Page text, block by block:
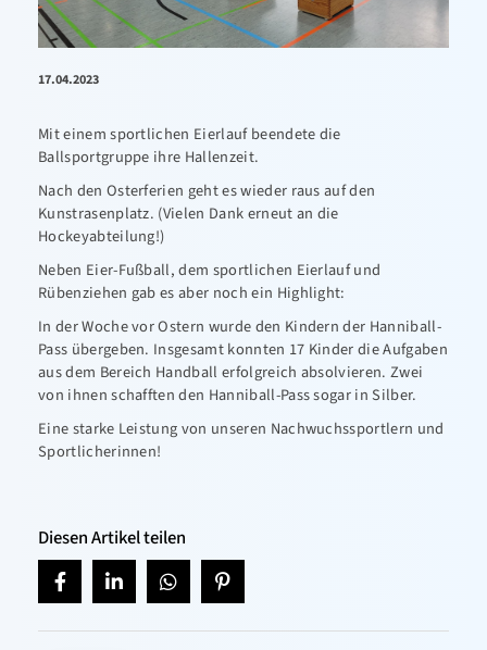
17.04.2023
Mit einem sportlichen Eierlauf beendete die
Ballsportgruppe ihre Hallenzeit.
Nach den Osterferien geht es wieder raus auf den
Kunstrasenplatz. (Vielen Dank erneut an die
Hockeyabteilung!)
Neben Eier-Fußball, dem sportlichen Eierlauf und
Rübenziehen gab es aber noch ein Highlight:
In der Woche vor Ostern wurde den Kindern der Hanniball-
Pass übergeben. Insgesamt konnten 17 Kinder die Aufgaben
aus dem Bereich Handball erfolgreich absolvieren. Zwei
von ihnen schafften den Hanniball-Pass sogar in Silber.
Eine starke Leistung von unseren Nachwuchssportlern und
Sportlicherinnen!
Diesen Artikel teilen